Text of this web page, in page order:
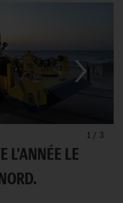
1 / 3
L'ANNÉE LE